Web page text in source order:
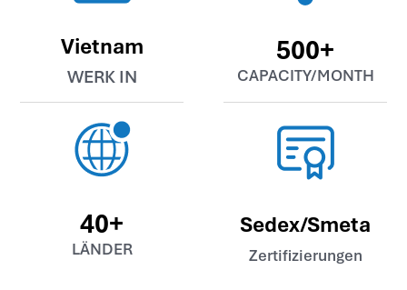
Vietnam
WERK IN CAPACITY/MONTH
500+
LÄNDER
40+ Sedex/Smeta
Zertifizierungen